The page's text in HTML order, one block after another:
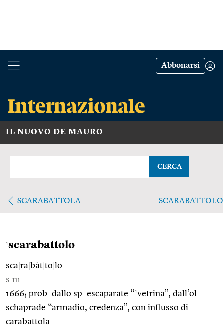
Abbonarsi
IL NUOVO DE MAURO
CERCA
SCARABATTOLA SCARABATTOLO
1scarabattolo
sca ra bàt to lo
s.m.
1666; prob. dallo sp. escaparate “1vetrina”, dall’ol.
schaprade “armadio, credenza”, con influsso di
carabattola.